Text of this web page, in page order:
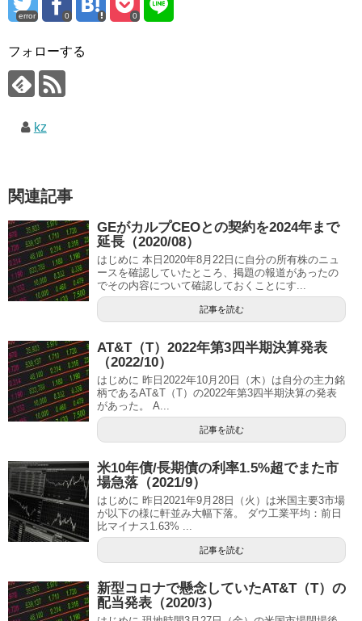
error 0 0
フォローする
kz
関連記事
GEがカルプCEOとの契約を2024年まで
延長（2020/08）
はじめに 本日2020年8月22日に自分の所有株のニュ
ースを確認していたところ、掲題の報道があったの
でその内容について確認しておくことにす...
記事を読む
AT&T（T）2022年第3四半期決算発表
（2022/10）
はじめに 昨日2022年10月20日（木）は自分の主力銘
柄であるAT&T（T）の2022年第3四半期決算の発表
があった。 A...
記事を読む
米10年債/長期債の利率1.5%超でまた市
場急落（2021/9）
はじめに 昨日2021年9月28日（火）は米国主要3市場
が以下の様に軒並み大幅下落。 ダウ工業平均：前日
比マイナス1.63% ...
記事を読む
新型コロナで懸念していたAT&T（T）の
配当発表（2020/3）